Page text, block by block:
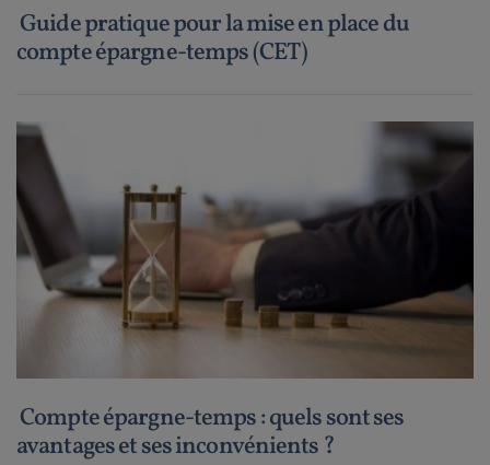
Guide pratique pour la mise en place du
compte épargne-temps (CET)
Compte épargne-temps : quels sont ses
avantages et ses inconvénients ?